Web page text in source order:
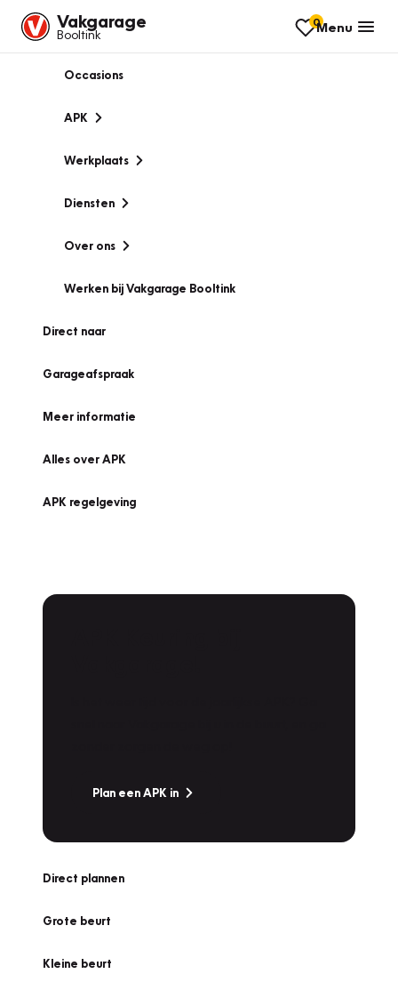
Vakgarage
Booltink
0Menu
Occasions
APK
Werkplaats
Diensten
Over ons
Werken bij Vakgarage Booltink
Direct naar
Garageafspraak
Meer informatie
Alles over APK
APK regelgeving
Plan een APK in
Direct plannen
Grote beurt
Kleine beurt